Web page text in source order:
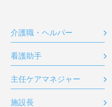
介護職・ヘルパー
看護助手
主任ケアマネジャー
施設長